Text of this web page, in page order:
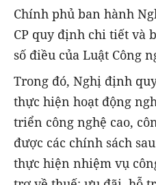
Chính phủ ban hành
CP quy định chi tiết và
số điều của Luật Công
Trong đó, Nghị định
thực hiện hoạt động
triển công nghệ cao,
được các chính sách
thực hiện nhiệm vụ